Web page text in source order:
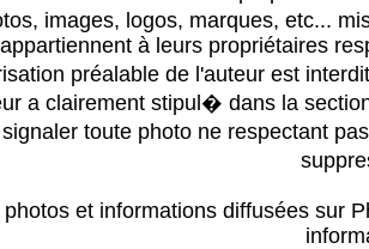
images, logos, marques, etc...
appartiennent à leurs propriétaires
préalable de l'auteur est
a clairement stipul� dans la
toute photo ne respectant
photos et informations diffusées sur